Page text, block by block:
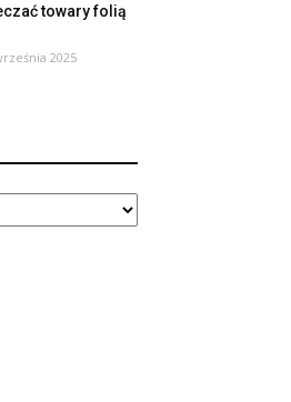
towary folią
2025